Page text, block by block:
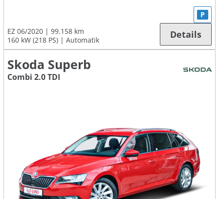
EZ 06/2020
99.158 km
160 kW (218 PS)
Automatik
P
Details
Skoda Superb
Combi 2.0 TDI